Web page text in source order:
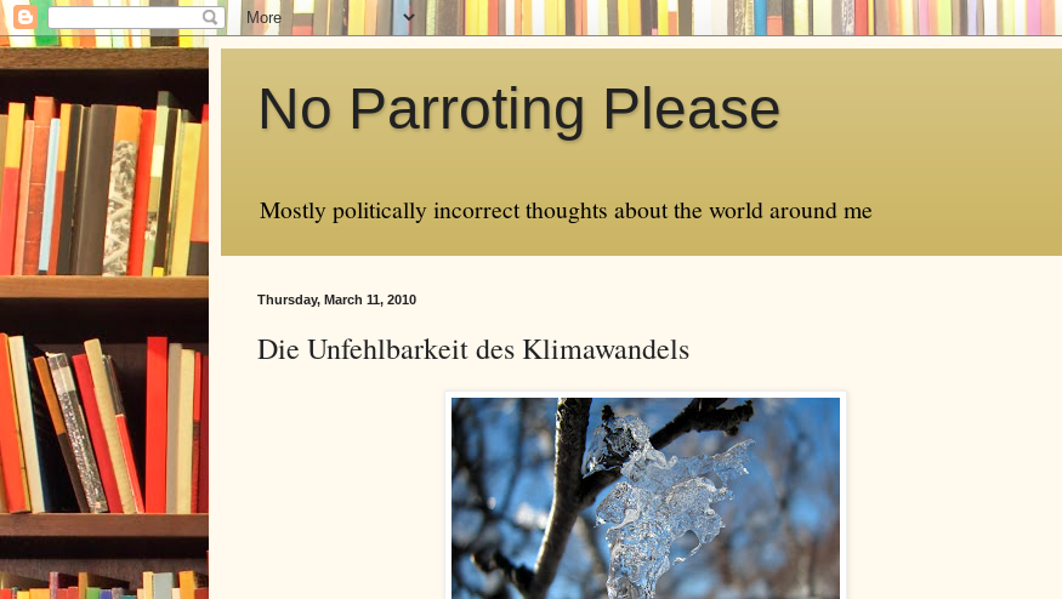
No Parroting Please
Mostly politically incorrect thoughts about the world around me
Thursday, March 11, 2010
Die Unfehlbarkeit des Klimawandels